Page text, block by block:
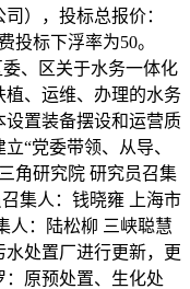
），投标总报价：
投标下浮率为50。
、区关于水务一体化
、运维、办理的水务
置装备摆设和运营质
“党委带领、从导、
角研究院 研究员召集
集人：钱晓雍 上海市
人：陆松柳 三峡聪慧
处置厂进行更新，更
原预处置、生化处